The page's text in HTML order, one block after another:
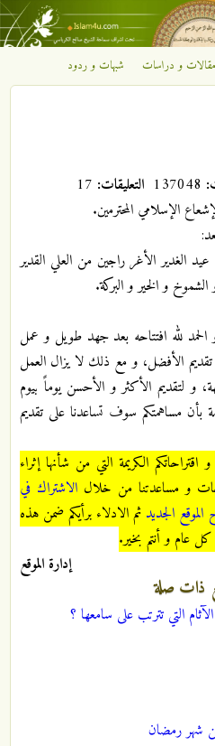
الرئيسي
مقالات و دراسات شبهات و ردود
التعليقات:
الإسلامي المحترمين.
عيد الغدير الأغر راجين من العلي القدير
و الخير و البركة.
و الحمد لله افتتاحه بعد جهد طويل و عمل
الأفضل، و مع ذلك لا يزال العمل
لتقديم الأكثر و الأحسن يوماً بيوم
مساهمتكم سوف تساعدنا على تقديم
الكريمة التي من شأنها إثراء
و مساعدتنا من خلال الاشتراك في
الجديد ثم الادلاء برأيكم ضمن هذه
عام و أنتم بخير.
إدارة الموقع
ذات صلة
التي تترتب على سامعها ؟
من شهر رمضان